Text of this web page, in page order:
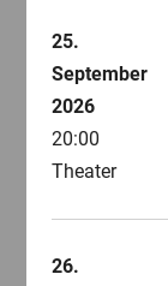
25.
September
2026
20:00
Theater
26.